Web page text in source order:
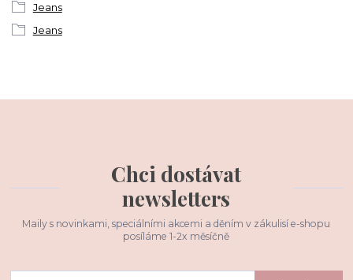
Jeans
Jeans
Chci dostávat
newsletters
Maily s novinkami, speciálními akcemi a děním v zákulisí e-shopu
posíláme 1-2x měsíčně